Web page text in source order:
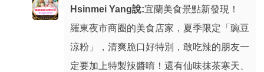
Hsinmei Yang說:宜蘭美食景點新發現！
羅東夜市商圈的美食店家，夏季限定「豌豆
涼粉」，清爽脆口好特別，敢吃辣的朋友一
定要加上特製辣醬唷！還有仙味抹茶寒天、